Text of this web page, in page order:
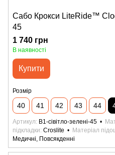
Сабо Крокси LiteRide™
45
1 740 грн
В наявності
Купити
Розмір
40 41 42 43 44
Артикул B1-сівітло-зелені-45
підкладки Croslite Матеріал
Медичні, Повсякденні